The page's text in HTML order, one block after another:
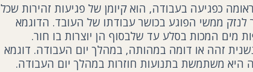
כפגיעה בעבודה, הוא קיומן של פגיעות זהירות שכל
ממשי הפוגע בכושר עבודתו של העובד. הדוגמא
מים המכות בסלע עד שלבסוף הן יוצרות בו חור.
זהה או דומה במהותה, במהלך יום העבודה. דוגמא
משתמשת בתנועות חוזרות במהלך יום העבודה.